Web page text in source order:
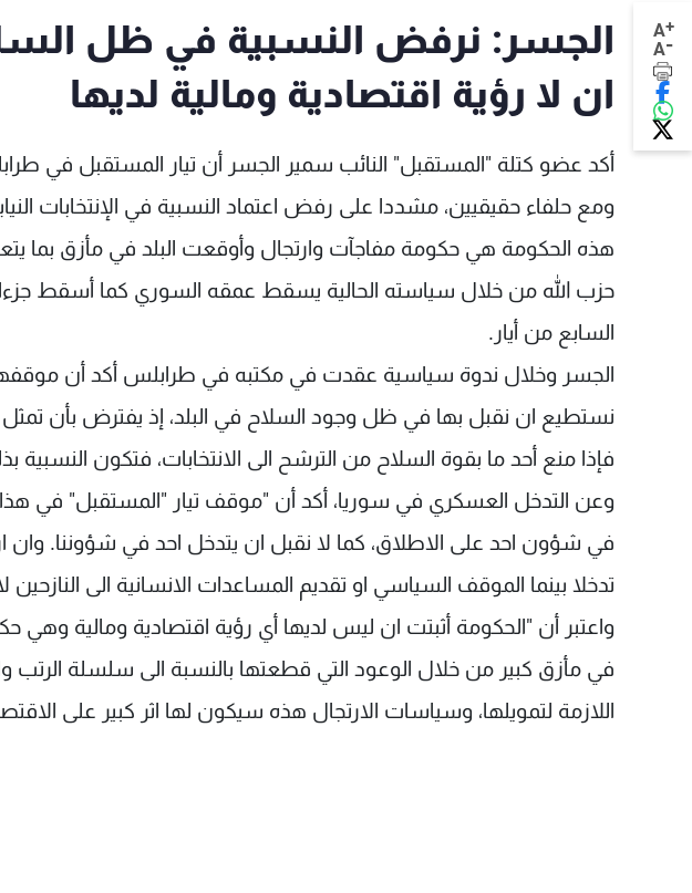
A+
A-
الجسر: نرفض النسبية في ظل
ان لا رؤية اقتصادية ومالية لديها
أكد عضو كتلة "المستقبل" النائب سمير الجسر أن تيار المستقبل في
ومع حلفاء حقيقيين، مشددا على رفض اعتماد النسبية في الإنتخابات
هذه الحكومة هي حكومة مفاجآت وارتجال وأوقعت البلد في مأزق بما
حزب الله من خلال سياسته الحالية يسقط عمقه السوري كما أسقط
السابع من أيار.
الجسر وخلال ندوة سياسية عقدت في مكتبه في طرابلس أكد أن موقفهم
نستطيع ان نقبل بها في ظل وجود السلاح في البلد، إذ يفترض بأن
فإذا منع أحد ما بقوة السلاح من الترشح الى الانتخابات، فتكون
وعن التدخل العسكري في سوريا، أكد أن "موقف تيار "المستقبل" في
في شؤون احد على الاطلاق، كما لا نقبل ان يتدخل احد في شؤوننا. وان
تدخلا بينما الموقف السياسي او تقديم المساعدات الانسانية الى
واعتبر أن "الحكومة أثبتت ان ليس لديها أي رؤية اقتصادية ومالية وهي
في مأزق كبير من خلال الوعود التي قطعتها بالنسبة الى سلسلة
اللازمة لتمويلها، وسياسات الارتجال هذه سيكون لها اثر كبير على الاقتصاد